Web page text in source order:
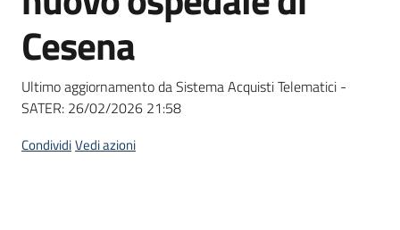
Piattaforme
telematiche
Cesena
Ultimo aggiornamento da Sistema Acquisti Telematici -
SATER: 26/02/2026 21:58
CondividiVedi azioni